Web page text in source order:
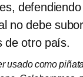
no debe
de otro país.
usado como